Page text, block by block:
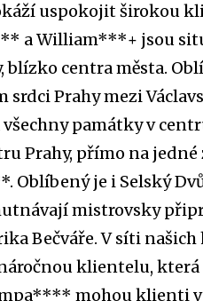
uspokojit širokou
a William***+ jsou
blízko centra města.
srdci Prahy mezi
památky v
Prahy, přímo na
Oblíbený je i Selský
mistrovsky
Bečváře. V síti
klientelu, která
mohou klienti